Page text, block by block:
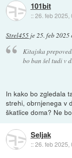
101bit
::26. feb 2025,
Strel455 je25. feb 2025
Kitajska
bo ban šel tudi v
In kako bo zgledala
strehi, obrnjenega v
škatlice doma? Ne
Seljak
::26. feb 2025,